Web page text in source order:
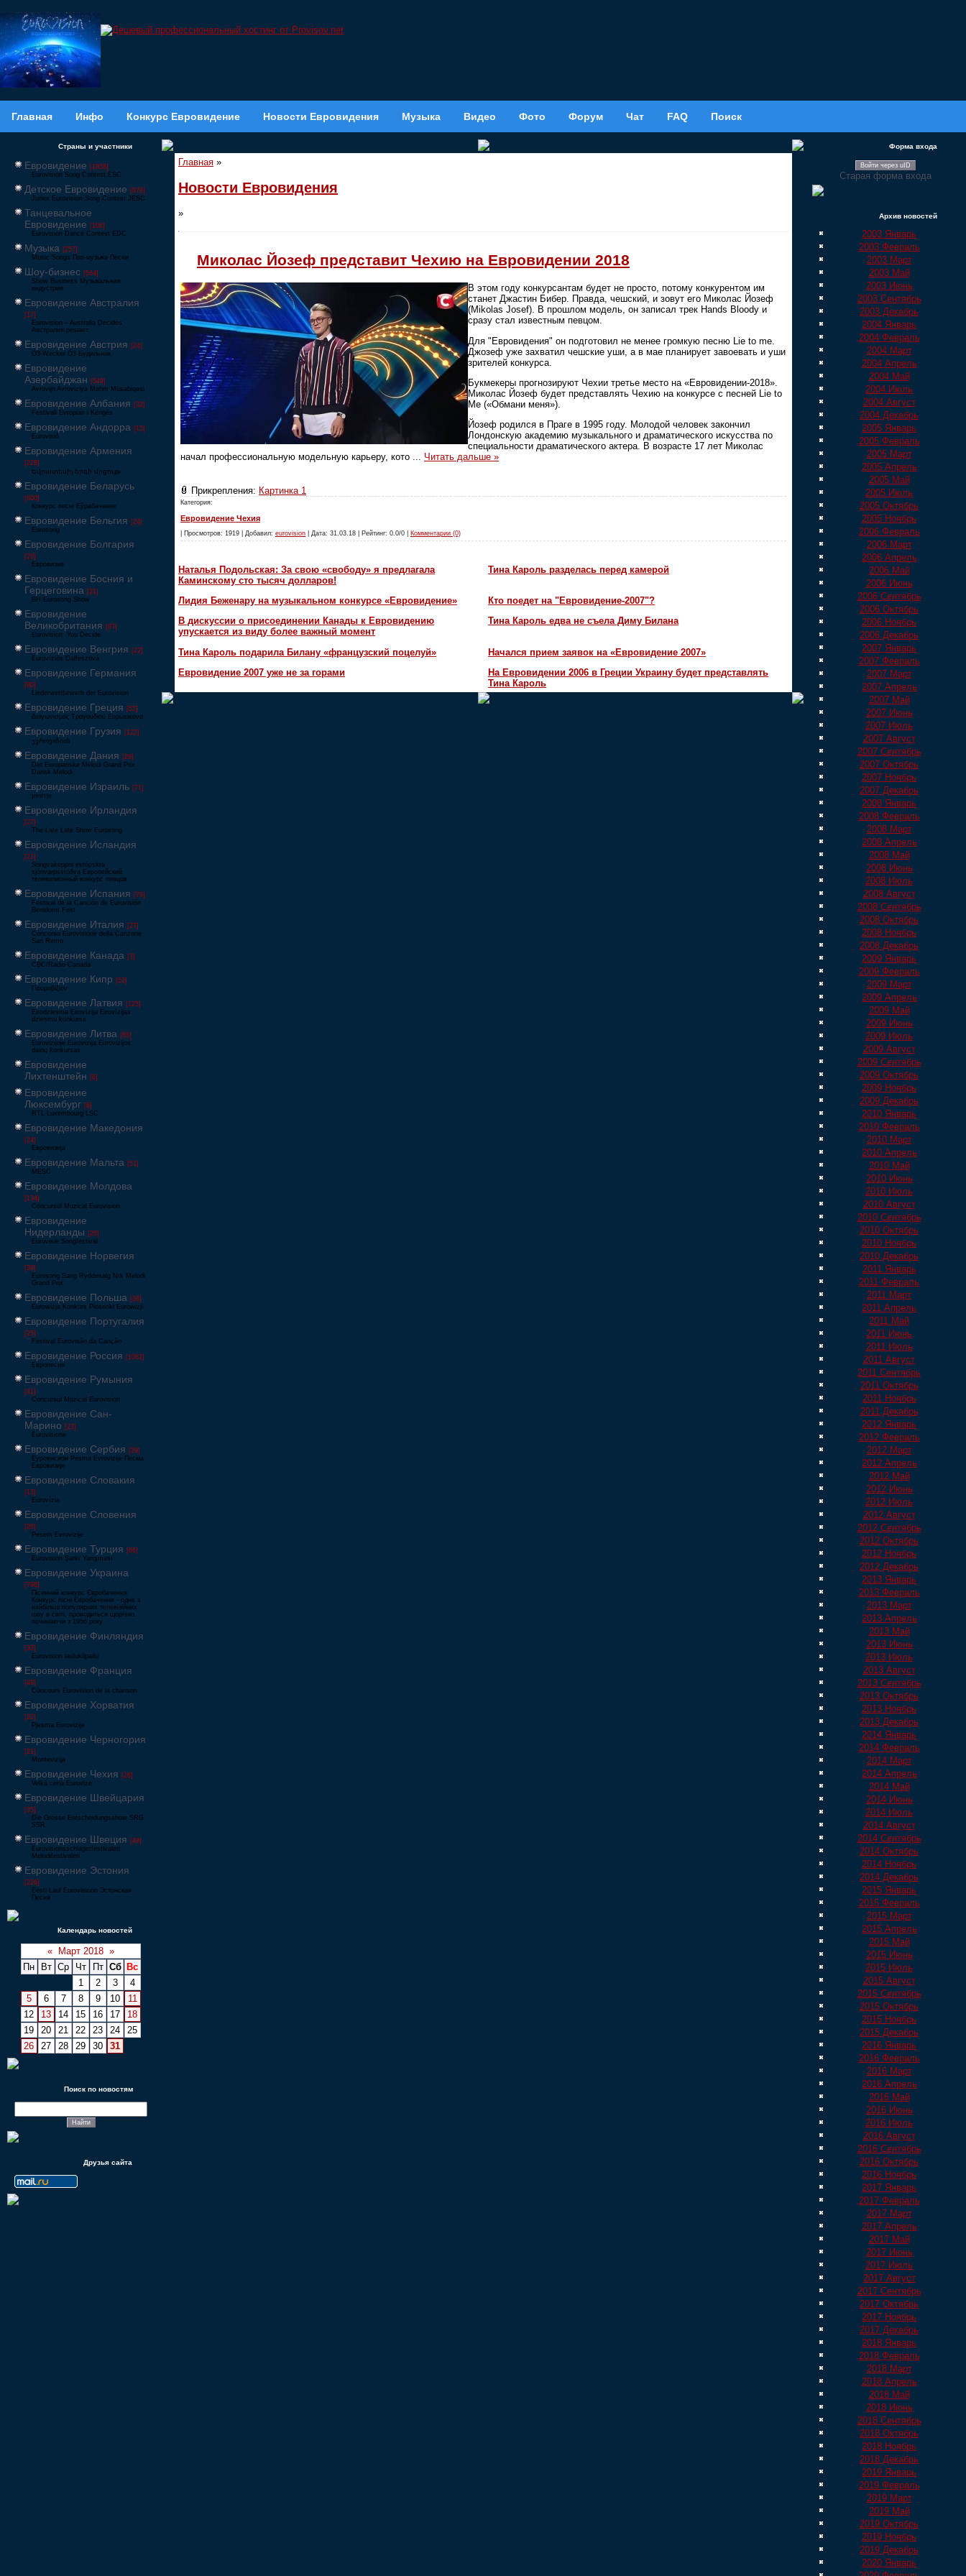
Главная Инфо Конкурс Евровидение Новости Евровидения Музыка Видео Фото Форум Чат FAQ Поиск
Страны и участники
Евровидение [1858]
Eurovision Song Contest ESC
Детское Евровидение [878]
Junior Eurovision Song Contest JESC
Танцевальное
Евровидение [106]
Eurovision Dance Contest EDC
Музыка [257]
Music Songs Поп-музыка Песни
Шоу-бизнес [564]
Show Business Музыкальная
индустрия
Евровидение Австралия
[17]
Eurovision – Australia Decides
Австралия решает
Евровидение Австрия [24]
Ö3-Wecker Ö3 Будильник
Евровидение
Азербайджан [549]
Avrovijn Avroviziya Mahnı Müsabiqəsi
Евровидение Албания [32]
Festivali Evropian i Këngës
Евровидение Андорра [15]
Eurovisió
Евровидение Армения
[228]
Եվրատեսիլ երգի մրցույթ
Евровидение Беларусь
[600]
Конкурс песні Еўрабачанне
Евровидение Бельгия [24]
Eurosong
Евровидение Болгария
[26]
Евровизия
Евровидение Босния и
Герцеговина [21]
BH Eurosong Show
Евровидение
Великобритания [67]
Eurovision: You Decide
Евровидение Венгрия [22]
Eurovíziós Dalfesztivá
Евровидение Германия
[80]
Liederwettbewerb der Eurovision
Евровидение Греция [52]
Διαγωνισμός Τραγουδιού Ευρώεικονα
Евровидение Грузия [122]
ევროვიზიის
Евровидение Дания [29]
Det Europæiske Melodi Grand Prix
Dansk Melodi
Евровидение Израиль [71]
‏אירוויזיון
Евровидение Ирландия
[27]
The Late Late Show Eurosong
Евровидение Исландия
[21]
Söngvakeppni evrópskra
sjónvarpsstöðva Европейский
телевизионный конкурс певцов
Евровидение Испания [79]
Festival de la Canción de Eurovisión
Benidorm Fest
Евровидение Италия [27]
Concorso Eurovisione della Canzone
San Remo
Евровидение Канада [3]
CBC/Radio-Canada
Евровидение Кипр [52]
Γιουροβίζιον
Евровидение Латвия [125]
Eirodziesma Eirovīzija Eirovīzijas
dziesmu konkurss
Евровидение Литва [65]
Eurovizijoje Eurovizija Eurovizijos
dainų konkursas
Евровидение
Лихтенштейн [6]
Евровидение
Люксембург [6]
RTL Luxembourg LSC
Евровидение Македония
[24]
Евровизија
Евровидение Мальта [51]
MESC
Евровидение Молдова
[134]
Concursul Muzical Eurovision
Евровидение
Нидерланды [26]
Eurovisie Songfestival
Евровидение Норвегия
[39]
Eurosong Sang Ryddesalg Nrk Melodi
Grand Prix
Евровидение Польша [36]
Eurowizja Konkurs Piosenki Eurowizji
Евровидение Португалия
[25]
Festival Eurovisão da Canção
Евровидение Россия [1062]
Европесня
Евровидение Румыния
[41]
Concursul Muzical Eurovision
Евровидение Сан-
Марино [23]
Eurovisione
Евровидение Сербия [39]
Еуровисион Pesma Evrovizije Песма
Евровизије
Евровидение Словакия
[13]
Eurovízia
Евровидение Словения
[26]
Pesem Evrovizije
Евровидение Турция [66]
Eurovision Şarkı Yarışması
Евровидение Украина
[796]
Пісенний конкурс Євробачення
Конкурс пісні Євробачення - одне з
найбільш популярних телевізійних
шоу в світі, проводиться щорічно,
починаючи з 1956 року
Евровидение Финляндия
[33]
Eurovision laulukilpailu
Евровидение Франция
[49]
Concours Eurovision de la chanson
Евровидение Хорватия
[22]
Pjesma Eurovizije
Евровидение Черногория
[21]
Montevizija
Евровидение Чехия [26]
Velká cena Eurovize
Евровидение Швейцария
[35]
Die Grosse Entscheidungsshow SRG
SSR
Евровидение Швеция [48]
Eurovisionsschlagerfestivalen
Melodifestivalen
Евровидение Эстония
[226]
Eesti Laul Eurovisioon Эстонская
Песня
Календарь новостей
« Март 2018 »
Пн
Вт Ср Чт Пт Сб
Вс
1
2 3
4
5
6 7 8 9 10
11
12
13 14 15 16 17
18
19
20 21 22 23 24
25
26
27 28 29 30 31
Поиск по новостям
Друзья сайта
Главная »
Новости Евровидения
»
Миколас Йозеф представит Чехию на Евровидении 2018
В этом году конкурсантам будет не просто, потому конкурентом им
станет Джастин Бибер. Правда, чешский, и зовут его Миколас Йозеф
(Mikolas Josef). В прошлом модель, он записал трек Hands Bloody и
сразу стал известным певцом.
Для "Евровидения" он подготовил не менее громкую песню Lie to me.
Джозеф уже захватил чешские уши, а в мае планирует завоевать и уши
зрителей конкурса.
Букмекеры прогнозируют Чехии третье место на «Евровидении-2018».
Миколас Йозеф будет представлять Чехию на конкурсе с песней Lie to
Me («Обмани меня»).
Йозеф родился в Праге в 1995 году. Молодой человек закончил
Лондонскую академию музыкального и драматического искусства по
специальности драматического актера. В возрасте 17 лет Миколас
начал профессиональную модельную карьеру, кото ... Читать дальше »
Прикрепления: Картинка 1
Категория:
Евровидение Чехия
| Просмотров: 1919 | Добавил: eurovision | Дата: 31.03.18 | Рейтинг: 0.0/0 | Комментарии (0)
Наталья Подольская: За свою «свободу» я предлагала
Каминскому сто тысяч долларов!
Тина Кароль разделась перед камерой
Лидия Беженару на музыкальном конкурсе «Евровидение»
Кто поедет на "Евровидение-2007"?
В дискуссии о присоединении Канады к Евровидению
упускается из виду более важный момент
Тина Кароль едва не съела Диму Билана
Тина Кароль подарила Билану «французский поцелуй»
Начался прием заявок на «Евровидение 2007»
Евровидение 2007 уже не за горами
На Евровидении 2006 в Греции Украину будет представлять
Тина Кароль
Форма входа
Войти через uID
Старая форма входа
Архив новостей
2003 Январь
2003 Февраль
2003 Март
2003 Май
2003 Июнь
2003 Сентябрь
2003 Декабрь
2004 Январь
2004 Февраль
2004 Март
2004 Апрель
2004 Май
2004 Июль
2004 Август
2004 Декабрь
2005 Январь
2005 Февраль
2005 Март
2005 Апрель
2005 Май
2005 Июль
2005 Октябрь
2005 Ноябрь
2006 Февраль
2006 Март
2006 Апрель
2006 Май
2006 Июнь
2006 Сентябрь
2006 Октябрь
2006 Ноябрь
2006 Декабрь
2007 Январь
2007 Февраль
2007 Март
2007 Апрель
2007 Май
2007 Июнь
2007 Июль
2007 Август
2007 Сентябрь
2007 Октябрь
2007 Ноябрь
2007 Декабрь
2008 Январь
2008 Февраль
2008 Март
2008 Апрель
2008 Май
2008 Июнь
2008 Июль
2008 Август
2008 Сентябрь
2008 Октябрь
2008 Ноябрь
2008 Декабрь
2009 Январь
2009 Февраль
2009 Март
2009 Апрель
2009 Май
2009 Июнь
2009 Июль
2009 Август
2009 Сентябрь
2009 Октябрь
2009 Ноябрь
2009 Декабрь
2010 Январь
2010 Февраль
2010 Март
2010 Апрель
2010 Май
2010 Июнь
2010 Июль
2010 Август
2010 Сентябрь
2010 Октябрь
2010 Ноябрь
2010 Декабрь
2011 Январь
2011 Февраль
2011 Март
2011 Апрель
2011 Май
2011 Июнь
2011 Июль
2011 Август
2011 Сентябрь
2011 Октябрь
2011 Ноябрь
2011 Декабрь
2012 Январь
2012 Февраль
2012 Март
2012 Апрель
2012 Май
2012 Июнь
2012 Июль
2012 Август
2012 Сентябрь
2012 Октябрь
2012 Ноябрь
2012 Декабрь
2013 Январь
2013 Февраль
2013 Март
2013 Апрель
2013 Май
2013 Июнь
2013 Июль
2013 Август
2013 Сентябрь
2013 Октябрь
2013 Ноябрь
2013 Декабрь
2014 Январь
2014 Февраль
2014 Март
2014 Апрель
2014 Май
2014 Июнь
2014 Июль
2014 Август
2014 Сентябрь
2014 Октябрь
2014 Ноябрь
2014 Декабрь
2015 Январь
2015 Февраль
2015 Март
2015 Апрель
2015 Май
2015 Июнь
2015 Июль
2015 Август
2015 Сентябрь
2015 Октябрь
2015 Ноябрь
2015 Декабрь
2016 Январь
2016 Февраль
2016 Март
2016 Апрель
2016 Май
2016 Июнь
2016 Июль
2016 Август
2016 Сентябрь
2016 Октябрь
2016 Ноябрь
2017 Январь
2017 Февраль
2017 Март
2017 Апрель
2017 Май
2017 Июнь
2017 Июль
2017 Август
2017 Сентябрь
2017 Октябрь
2017 Ноябрь
2017 Декабрь
2018 Январь
2018 Февраль
2018 Март
2018 Апрель
2018 Май
2018 Июнь
2018 Сентябрь
2018 Октябрь
2018 Ноябрь
2018 Декабрь
2019 Январь
2019 Февраль
2019 Март
2019 Май
2019 Октябрь
2019 Ноябрь
2019 Декабрь
2020 Январь